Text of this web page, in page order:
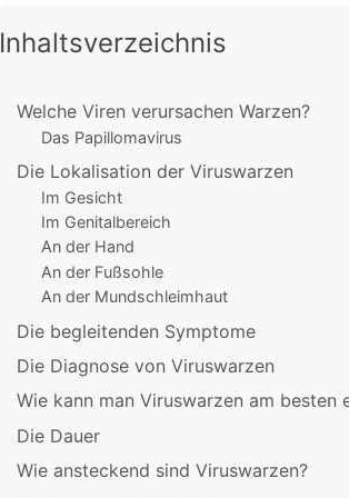
Inhaltsverzeichnis
Welche Viren verursachen Warzen?
Das Papillomavirus
Die Lokalisation der Viruswarzen
Im Gesicht
Im Genitalbereich
An der Hand
An der Fußsohle
An der Mundschleimhaut
Die begleitenden Symptome
Die Diagnose von Viruswarzen
Wie kann man Viruswarzen am besten
Die Dauer
Wie ansteckend sind Viruswarzen?